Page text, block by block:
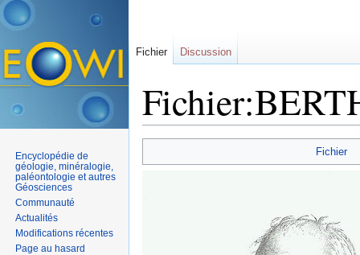
Fichier
Fichier Discussion
Encyclopédie de
géologie, minéralogie,
paléontologie et autres
Géosciences
Communauté
Actualités
Modifications récentes
Page au hasard